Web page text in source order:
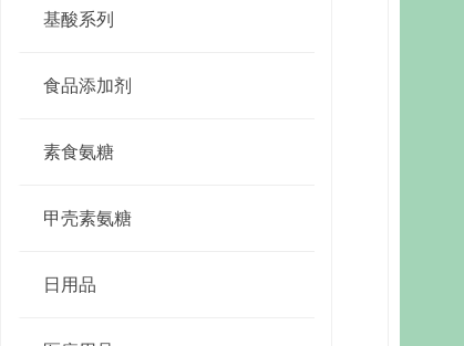
基酸系列
食品添加剂
素食氨糖
甲壳素氨糖
日用品